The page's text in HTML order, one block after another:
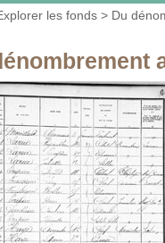
les fonds > Du